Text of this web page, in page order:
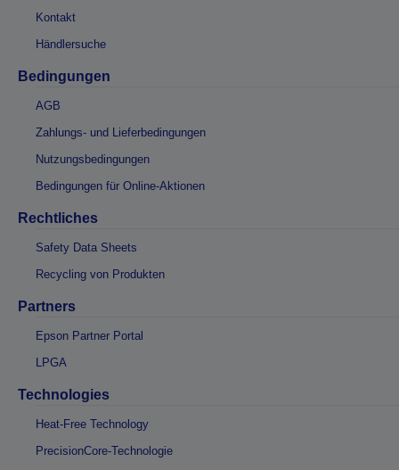
Kontakt
Händlersuche
Bedingungen
AGB
Zahlungs- und Lieferbedingungen
Nutzungsbedingungen
Bedingungen für Online-Aktionen
Rechtliches
Safety Data Sheets
Recycling von Produkten
Partners
Epson Partner Portal
LPGA
Technologies
Heat-Free Technology
PrecisionCore-Technologie